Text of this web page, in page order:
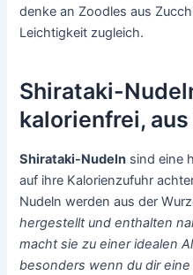
denke an Zoodles aus
Leichtigkeit zugleich.
Shirataki-
kalorienfrei,
Shirataki-Nudeln sind eine
auf ihre Kalorienzufuhr
Nudeln werden aus der
hergestellt und enthalten
macht sie zu einer idealen
besonders wenn du dir